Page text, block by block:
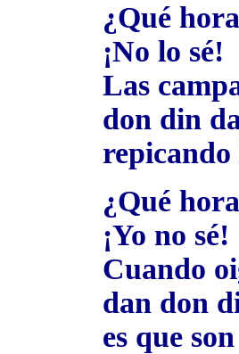
¿Qué
¡No lo sé!
Las
don din
¿Qué
¡Yo no sé!
Cuando
dan don
es que